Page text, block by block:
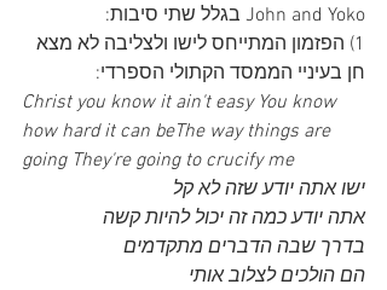
John and Yoko בגלל שתי סיבות:
1) הפזמון המתייחס לישו ולצליבה לא מצא
חן בעיניי הממסד הקתולי הספרדי:
Christ you know it ain't easy You know
how hard it can beThe way things are
going They're going to crucify me
ישו אתה יודע שזה לא קל
אתה יודע כמה זה יכול להיות קשה
בדרך שבה הדברים מתקדמים
הם הולכים לצלוב אותי